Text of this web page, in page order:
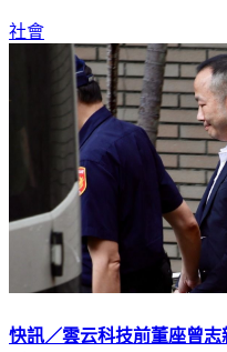
社會
快訊／雲云科技前董座曾